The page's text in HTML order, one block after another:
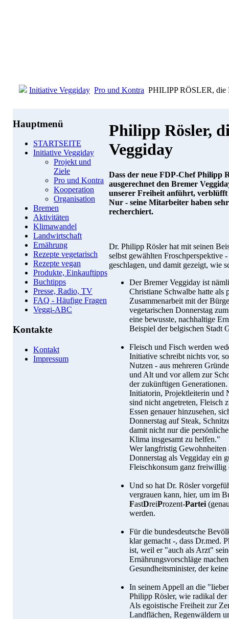
Initiative Veggiday Pro und Kontra PHILIPP RÖSLER, die
Hauptmenü
STARTSEITE
Initiative Veggiday
Projekt und
Ziele
Pro und Kontra
Kooperation
Organisation
Bremen
Aktivitäten
Klimawandel
Landwirtschaft
Ernährung
Rezepte vegetarisch
Rezepte vegan
Produkte, Einkauftipps
Buchtipps
Presse, Radio, TV
FAQ - Häufige Fragen
Veggi-ABC
Kontakte
Kontakt
Impressum
Philipp Rösler,
Veggiday
Dass der neue FDP-Chef Philipp
ausgerechnet den Bremer
unserer Freiheit anführt, verblüfft
Nur - seine Mitarbeiter haben
recherchiert.
Dr. Philipp Rösler hat mit seinen
selbst gewählten Froschperspektive
geschlagen, und damit gezeigt, wie
Der Bremer Veggiday ist
Christiane Schwalbe hatte als
Zusammenarbeit mit der
vegetarischen Donnerstag
eine bewusste, nachhaltige
Beispiel der belgischen Stadt
Fleisch und Fisch werden
Initiative schreibt nichts vor,
Nutzen - aus mehreren
und Alt und vor allem zur
der zukünftigen Generationen.
Initiatorin, Projektleiterin und
sind nicht angetreten, Fleisch
Essen genauer hinzusehen,
Donnerstag auf Steak,
damit nicht nur die
Klima insgesamt zu helfen."
Wer langfristig
Donnerstag als Veggiday ein
Fleischkonsum ganz freiwillig
Und so hat Dr. Rösler
vergrauen kann, hier, um im
FastDreiProzent-Partei
werden.
Für die bundesdeutsche
klar gemacht -, dass Dr.med.
ist, weil er "auch als Arzt"
Ernährungsvorschläge
Gesundheitsminister, der
In seinem Appell an die
Philipp Rösler, wie radikal
Als egoistische Freiheit zur
Landflächen, Regenwäldern